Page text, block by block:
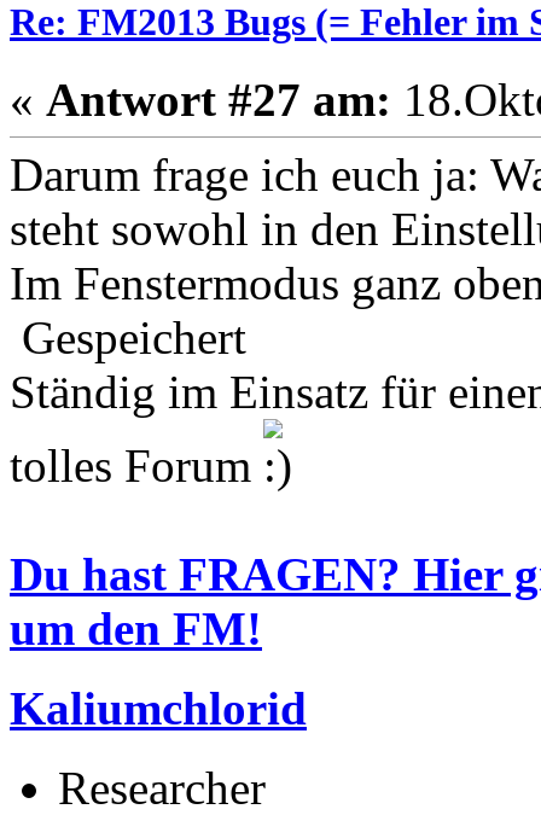
Re: FM2013 Bugs (= Fehler im
« Antwort #27 am:
Darum frage ich euch ja:
steht sowohl in den
Im Fenstermodus ganz
Gespeichert
Ständig im Einsatz für
tolles Forum
Du hast FRAGEN? Hier
um den FM!
Kaliumchlorid
Researcher